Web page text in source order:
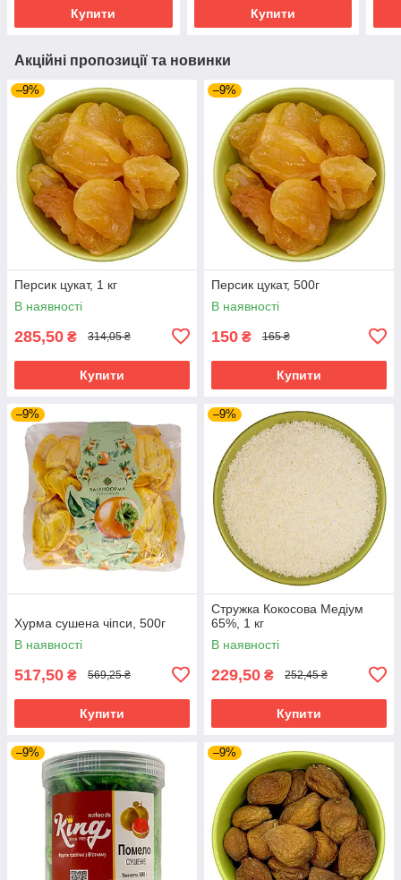
Купити Купити
Акційні пропозиції та новинки
–9%
Персик цукат, 1 кг
В наявності
285,50 ₴ 314,05 ₴
Купити
–9%
Персик цукат, 500г
В наявності
150 ₴ 165 ₴
Купити
–9%
Хурма сушена чіпси, 500г
В наявності
517,50 ₴ 569,25 ₴
Купити
–9%
Стружка Кокосова Медіум
65%, 1 кг
В наявності
229,50 ₴ 252,45 ₴
Купити
–9% –9%